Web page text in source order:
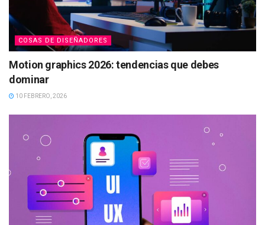
COSAS DE DISEÑADORES
Motion graphics 2026: tendencias que debes
dominar
10 FEBRERO, 2026